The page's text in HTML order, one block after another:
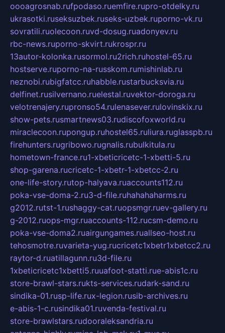
oooagrosnab.rufpodaso.ruemfire.rupro-otdelky.ru
ukrasotki.ruseksuzbek.ruseks-uzbek.ruporno-vk.ru
sovratili.ruolecoon.ruvd-dosug.ruadonyev.ru
rbc-news.ruporno-skvirt.rukrospr.ru
13autor-kolonka.rusormol.ru2rich.ruhostel-65.ru
hostserve.ruporno-na-russkom.rumishinlab.ru
neznobi.rubigfatcc.ruhabble.rustarbucksvia.ru
delfinet.rusilvernano.ruelestal.ruvektor-doroga.ru
velotrenajery.rupronso54.rulenasever.rulovinskix.ru
show-pets.rusmartnews03.rudiscofoxworld.ru
miraclecoon.rupongup.ruhostel65.ruliura.ruglasspb.ru
firehunters.rugribowo.rugnalis.rubulkitula.ru
hometown-france.ru1-xbeticricetc-1-xbetti-5.ru
shop-garena.rucricetc-1-xbetr-1-xbetcc-2.ru
one-life-story.rutop-halyava.ruaccounts112.ru
poka-vse-doma-2.ru3-d-file.ruhahahaharms.ru
g2012.rutst-1.rushaggy-cat.ruopsmgr.ruev-gallery.ru
g-2012.ruops-mgr.ruaccounts-112.rucsm-demo.ru
poka-vse-doma2.ruairgungames.ruallseo-host.ru
tehosmotre.ruvarieta-yug.rucricetc1xbetr1xbetcc2.ru
raytor-d.ruatillagunn.ru3d-file.ru
1xbeticricetc1xbetti5.ruuafoot-statti.rue-abis1c.ru
store-brawl-stars.rukts-services.rudark-sand.ru
sindika-01.rusp-life.rux-legion.rusib-archives.ru
e-abis-1-c.rusindika01.ruvenda-festival.ru
store-brawlstars.rudooraleksandria.ru